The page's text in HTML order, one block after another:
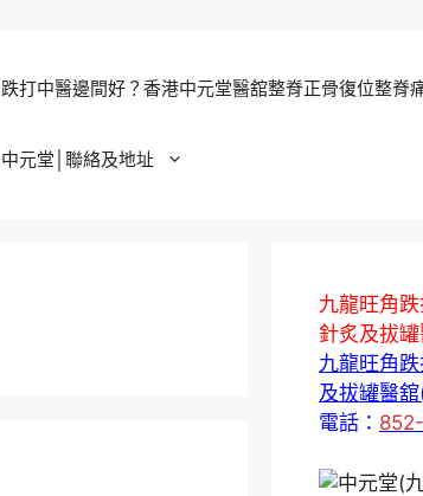
跌打中醫邊間好？香港中元堂醫舘整脊正骨復位整脊
中元堂│聯絡及地址
九龍旺角
針炙及拔
九龍旺角
及拔罐醫
電話：